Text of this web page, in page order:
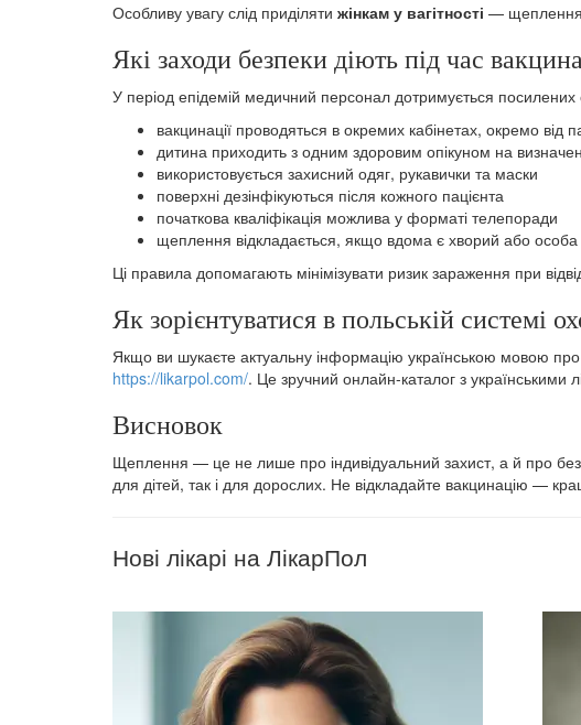
Особливу увагу слід приділяти жінкам у вагітності — щеплення
Які заходи безпеки діють під час
У період епідемій медичний персонал дотримується посилених
вакцинації проводяться в окремих кабінетах, окремо від
дитина приходить з одним здоровим опікуном на
використовується захисний одяг, рукавички та маски
поверхні дезінфікуються після кожного пацієнта
початкова кваліфікація можлива у форматі телепоради
щеплення відкладається, якщо вдома є хворий або особа
Ці правила допомагають мінімізувати ризик зараження при
Як зорієнтуватися в польській системі
Якщо ви шукаєте актуальну інформацію українською мовою
https://likarpol.com/. Це зручний онлайн-каталог з
Висновок
Щеплення — це не лише про індивідуальний захист, а й про
для дітей, так і для дорослих. Не відкладайте вакцинацію —
Нові лікарі на ЛікарПол